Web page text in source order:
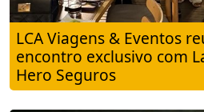
LCA Viagens & Eventos
encontro exclusivo com
Hero Seguros